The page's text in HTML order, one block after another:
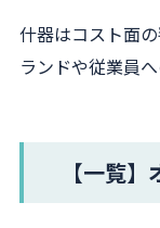
什器はコスト面
ランドや従業員
【一覧